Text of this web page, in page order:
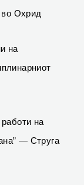
во Охрид
на
на
— Струга